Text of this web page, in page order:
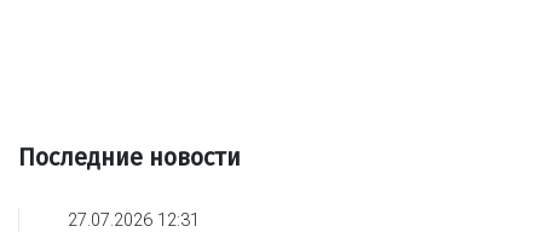
Последние новости
27.07.2026 12:31